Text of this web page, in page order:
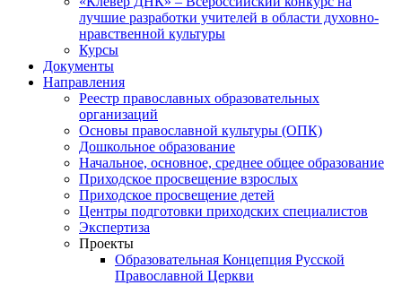
лучшие разработки учителей в области духовно-
нравственной культуры
Курсы
Документы
Направления
Реестр православных образовательных
организаций
Основы православной культуры (ОПК)
Дошкольное образование
Начальное, основное, среднее общее образование
Приходское просвещение взрослых
Приходское просвещение детей
Центры подготовки приходских специалистов
Экспертиза
Проекты
Образовательная Концепция Русской
Православной Церкви